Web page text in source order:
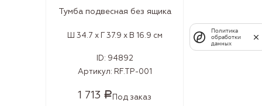
Тумба подвесная без ящика
Ш 34.7 x Г 37.9 x В 16.9 см
ID: 94892
Артикул: RF.TP-001
1 713 Р Под заказ
Политика
обработки
данных